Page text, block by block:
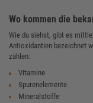
Wo kommen die
Wie du siehst, gibt es
Antioxidantien bezeichnet
zählen:
Vitamine
Spurenelemente
Mineralstoffe